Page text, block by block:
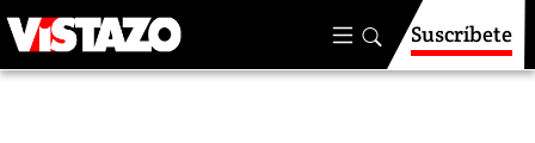
Suscríbete